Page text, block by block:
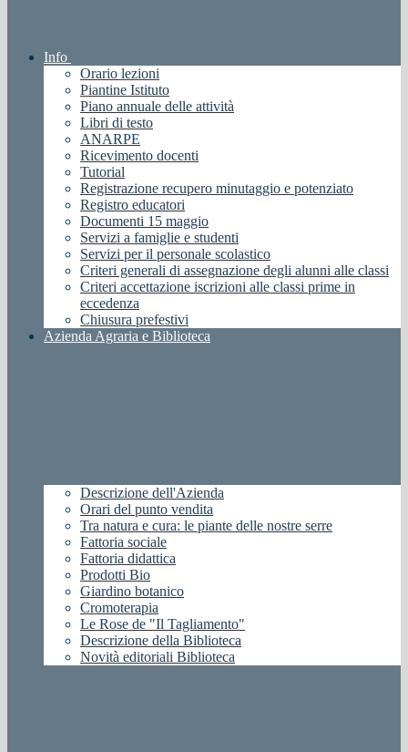
Info
Orario lezioni
Piantine Istituto
Piano annuale delle attività
Libri di testo
ANARPE
Ricevimento docenti
Tutorial
Registrazione recupero minutaggio e potenziato
Registro educatori
Documenti 15 maggio
Servizi a famiglie e studenti
Servizi per il personale scolastico
Criteri generali di assegnazione degli alunni alle classi
Criteri accettazione iscrizioni alle classi prime in
eccedenza
Chiusura prefestivi
Azienda Agraria e Biblioteca
Descrizione dell'Azienda
Orari del punto vendita
Tra natura e cura: le piante delle nostre serre
Fattoria sociale
Fattoria didattica
Prodotti Bio
Giardino botanico
Cromoterapia
Le Rose de "Il Tagliamento"
Descrizione della Biblioteca
Novità editoriali Biblioteca